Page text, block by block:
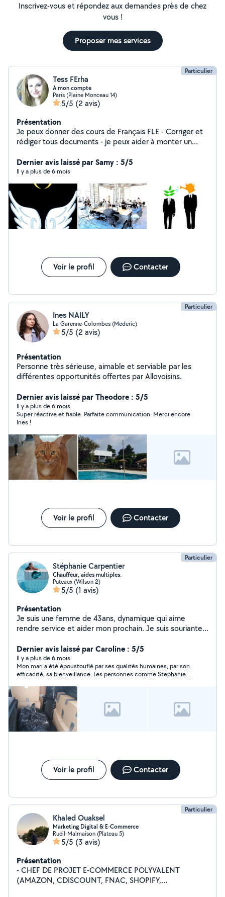
Inscrivez-vous et répondez aux demandes près de chez
vous !
Proposer mes services
Particulier
Tess FErha
A mon compte
Paris (Plaine Monceau 14)
5/5 (2 avis)
Présentation
Je peux donner des cours de Français FLE - Corriger et
rédiger tous documents - je peux aider à monter un
bonne en dépannage informatique, formation en
bureautique et gestion internet... Et comme j'adore les
enfants, je les garderai volontiers et en prendre soin
pendant votre absente, arroser vos plantes pendant vos
vacances ou garder votre maison Je ne suis pas
abonnée mais si vous avez besoin de mes services,
écrivez moi Je peux mentorer des projets de création
d'entreprises de l'idée à la réalisation
Dernier avis laissé par Samy : 5/5
Il y a plus de 6 mois
Voir le profil Contacter
Particulier
Ines NAILY
La Garenne-Colombes (Mederic)
5/5 (2 avis)
Présentation
Personne très sérieuse, aimable et serviable par les
différentes opportunités offertes par Allovoisins.
Dernier avis laissé par Theodore : 5/5
Il y a plus de 6 mois
Super réactive et fiable. Parfaite communication. Merci encore
Ines !
Voir le profil Contacter
Particulier
Stéphanie Carpentier
Chauffeur, aides multiples.
Puteaux (Wilson 2)
5/5 (1 avis)
Présentation
Je suis une femme de 43ans, dynamique qui aime
rendre service et aider mon prochain. Je suis souriante
Je peux être votre chauffeur, livreur, peintre... Aider aux
déménagements, montages de petits meubles...
Dernier avis laissé par Caroline : 5/5
Il y a plus de 6 mois
Mon mari a été époustouflé par ses qualités humaines, par son
efficacité, sa bienveillance. Les personnes comme Stephanie
n’hésiterons pas à faire appel à vous une prochaine fois ??
Voir le profil Contacter
Particulier
Khaled Ouaksel
Marketing Digital & E-Commerce
Rueil-Malmaison (Plateau 5)
5/5 (3 avis)
Présentation
- CHEF DE PROJET E-COMMERCE POLYVALENT
(AMAZON, CDISCOUNT, FNAC, SHOPIFY,